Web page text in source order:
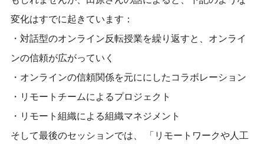
変化はすでに起きています：
・対話型のオンライン反転授業を繰り返すと、オンライ
ンの信頼が広がっていく
・オンラインの信頼関係を元ににしたコラボレーション
・リモートチームによるプロジェクト
・リモート組織による組織マネジメント
そして最後のセッションでは、 「リモートワークや人工